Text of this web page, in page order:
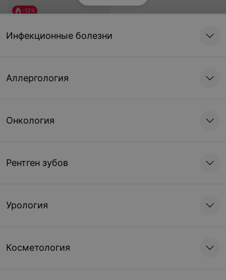
-12%
Инфекционные болезни
Аллергология
Онкология
Рентген зубов
Урология
Косметология